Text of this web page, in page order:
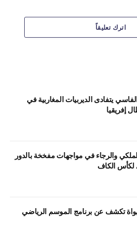
اترك تعليقاً
يتفادى الديربيات المغاربية في
إفريقيا
والرجاء في مواجهات مفخخة بالدور
لكأس الكاف
تكشف عن برنامج الموسم الرياضي